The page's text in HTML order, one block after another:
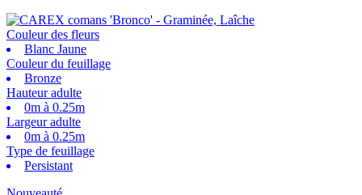
Couleur des fleurs
Blanc Jaune
Couleur du feuillage
Bronze
Hauteur adulte
0m à 0.25m
Largeur adulte
0m à 0.25m
Type de feuillage
Persistant